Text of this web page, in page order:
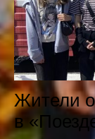
Жители
в